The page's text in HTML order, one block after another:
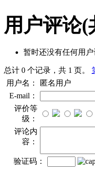
用户评论(
暂时还没有任何用
总计 0 个记录，共 1 页。
用户名：
匿名用户
E-mail：
评价等
级：
评论内
容：
验证码：